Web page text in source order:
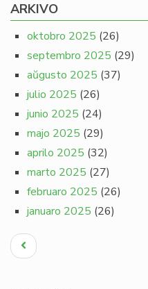
ARKIVO
oktobro 2025 (26)
septembro 2025 (29)
aŭgusto 2025 (37)
julio 2025 (26)
junio 2025 (24)
majo 2025 (29)
aprilo 2025 (32)
marto 2025 (27)
februaro 2025 (26)
januaro 2025 (26)
Pagination
Antaŭa
paĝo